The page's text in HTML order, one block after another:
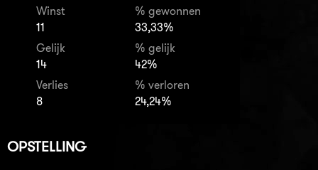
Winst
11
% gewonnen
33,33%
Gelijk
14
% gelijk
42%
Verlies
8
% verloren
24,24%
OPSTELLING